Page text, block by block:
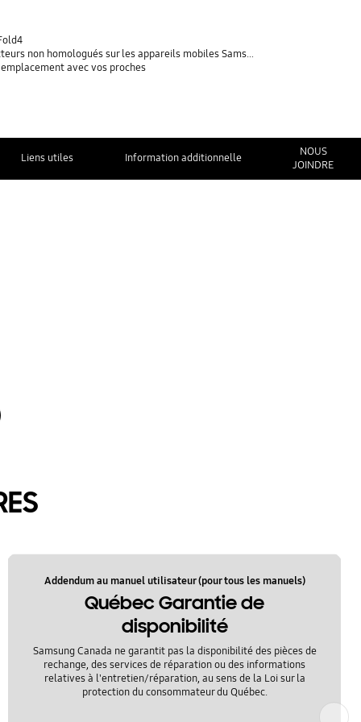
homologués sur les appareils mobiles Samsung Galaxy
avec vos proches
Liens utiles Information additionnelle
NOUS
JOINDRE
Addendum au manuel utilisateur (pour tous les manuels)
Québec Garantie de
disponibilité
Samsung Canada ne garantit pas la disponibilité des pièces de
rechange, des services de réparation ou des informations
relatives à l'entretien/réparation, au sens de la Loi sur la
protection du consommateur du Québec.